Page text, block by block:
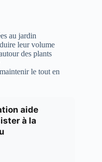
au jardin
leur volume
des plants
le tout en
aide
à la